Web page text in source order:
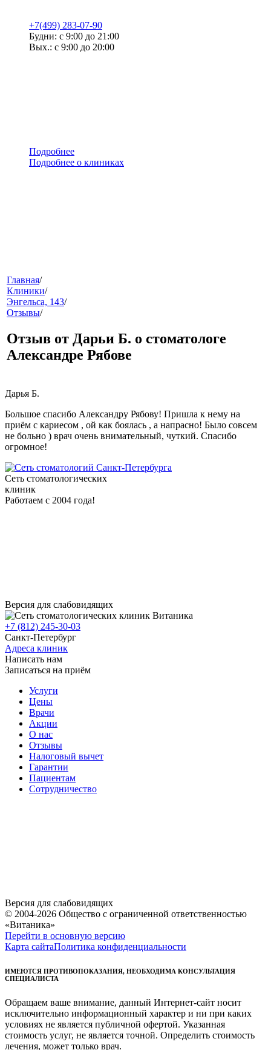
+7(499) 283-07-90
Будни: с 9:00 до 21:00
Вых.: с 9:00 до 20:00
Подробнее
Подробнее о клиниках
меню
звонок
клиники
Главная/
Клиники/
Энгельса, 143/
Отзывы/
Отзыв от Дарьи Б. о стоматологе
Александре Рябове
Дарья Б.
Большое спасибо Александру Рябову! Пришла к нему на
приём с кариесом , ой как боялась , а напрасно! Было совсем
не больно ) врач очень внимательный, чуткий. Спасибо
огромное!
Сеть стоматологических
клиник
Работаем с 2004 года!
Версия для слабовидящих
+7 (812) 245-30-03
Санкт-Петербург
Адреса клиник
Написать нам
Записаться на приём
Услуги
Цены
Врачи
Акции
О нас
Отзывы
Налоговый вычет
Гарантии
Пациентам
Сотрудничество
Версия для слабовидящих
© 2004-2026 Общество с ограниченной ответственностью
«Витаника»
Перейти в основную версию
Карта сайтаПолитика конфиденциальности
ИМЕЮТСЯ ПРОТИВОПОКАЗАНИЯ, НЕОБХОДИМА КОНСУЛЬТАЦИЯ
СПЕЦИАЛИСТА
Обращаем ваше внимание, данный Интернет-сайт носит
исключительно информационный характер и ни при каких
условиях не является публичной офертой. Указанная
стоимость услуг, не является точной. Определить стоимость
лечения, может только врач.